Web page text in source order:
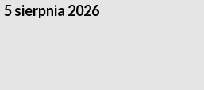
5 sierpnia 2026